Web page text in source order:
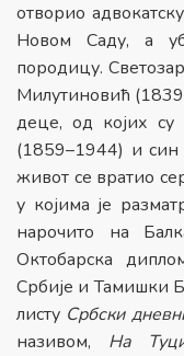
отворио
Новом Саду, а
породицу.
Милутиновић
деце, од којих
(1859–1944) и син
живот се вратио
у којима је
нарочито на
Октобарска
Србије и Тамишки
листу Србски
називом, На